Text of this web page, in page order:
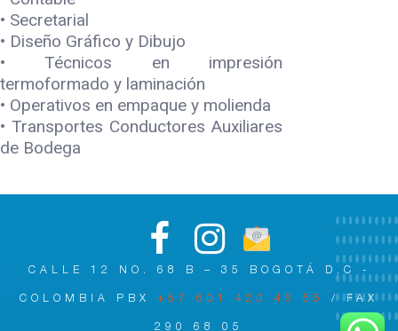
• Secretarial
• Diseño Gráfico y Dibujo
• Técnicos en impresión
termoformado y laminación
• Operativos en empaque y molienda
• Transportes Conductores Auxiliares
de Bodega
CALLE 12 NO. 68 B – 35 BOGOTÁ D.C -
COLOMBIA PBX +57 601 420 46 55 / FAX
290 68 05